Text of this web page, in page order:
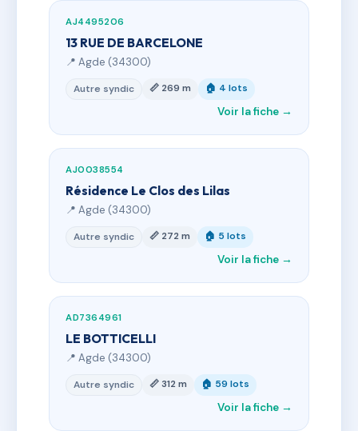
AJ4495206
13 RUE DE BARCELONE
📍 Agde (34300)
Autre syndic 📏 269 m 🏠 4 lots
Voir la fiche →
AJ0038554
Résidence Le Clos des Lilas
📍 Agde (34300)
Autre syndic 📏 272 m 🏠 5 lots
Voir la fiche →
AD7364961
LE BOTTICELLI
📍 Agde (34300)
Autre syndic 📏 312 m 🏠 59 lots
Voir la fiche →